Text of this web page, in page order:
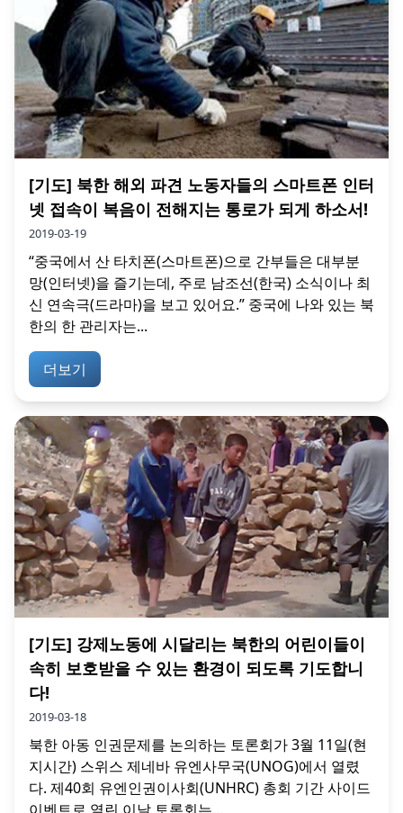
[기도] 북한 해외 파견 노동자들의 스마트폰 인터
넷 접속이 복음이 전해지는 통로가 되게 하소서!
2019-03-19
“중국에서 산 타치폰(스마트폰)으로 간부들은 대부분
망(인터넷)을 즐기는데, 주로 남조선(한국) 소식이나 최
신 연속극(드라마)을 보고 있어요.” 중국에 나와 있는 북
한의 한 관리자는...
더보기
[기도] 강제노동에 시달리는 북한의 어린이들이
속히 보호받을 수 있는 환경이 되도록 기도합니
다!
2019-03-18
북한 아동 인권문제를 논의하는 토론회가 3월 11일(현
지시간) 스위스 제네바 유엔사무국(UNOG)에서 열렸
다. 제40회 유엔인권이사회(UNHRC) 총회 기간 사이드